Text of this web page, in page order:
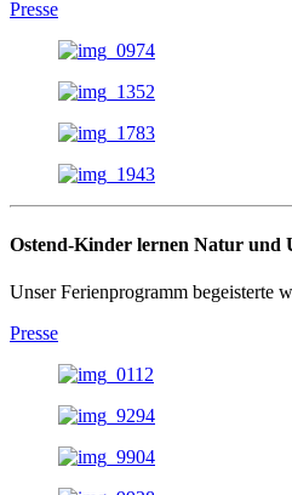
Presse
Ostend-Kinder lernen Natur und
Unser Ferienprogramm begeisterte
Presse